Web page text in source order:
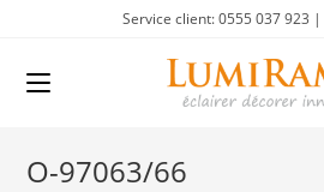
content
Service client: 0555 037 923
O-97063/66